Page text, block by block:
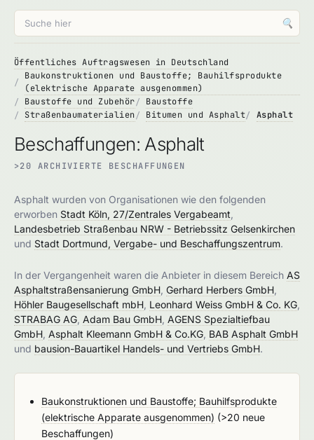
🔍
Öffentliches Auftragswesen in Deutschland
Baukonstruktionen und Baustoffe; Bauhilfsprodukte
(elektrische Apparate ausgenommen)
Baustoffe und Zubehör
Baustoffe
Straßenbaumaterialien
Bitumen und Asphalt Asphalt
Beschaffungen: Asphalt
>20 ARCHIVIERTE BESCHAFFUNGEN
Asphalt wurden von Organisationen wie den folgenden
erworben Stadt Köln, 27/Zentrales Vergabeamt
Landesbetrieb Straßenbau NRW - Betriebssitz Gelsenkirchen
und Stadt Dortmund, Vergabe- und Beschaffungszentrum.
In der Vergangenheit waren die Anbieter in diesem Bereich AS
Asphaltstraßensanierung GmbH Gerhard Herbers GmbH
Höhler Baugesellschaft mbH Leonhard Weiss GmbH & Co. KG
STRABAG AG Adam Bau GmbH AGENS Spezialtiefbau
GmbH Asphalt Kleemann GmbH & Co.KG BAB Asphalt GmbH
und bausion-Bauartikel Handels- und Vertriebs GmbH.
Baukonstruktionen und Baustoffe; Bauhilfsprodukte
(elektrische Apparate ausgenommen) (>20 neue
Beschaffungen)